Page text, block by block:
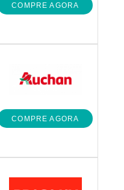
COMPRE AGORA
COMPRE AGORA